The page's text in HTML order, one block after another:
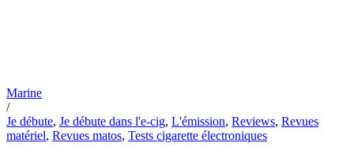
Marine
/
Je débute, Je débute dans l'e-cig, L'émission, Reviews, Revues
matériel, Revues matos, Tests cigarette électroniques